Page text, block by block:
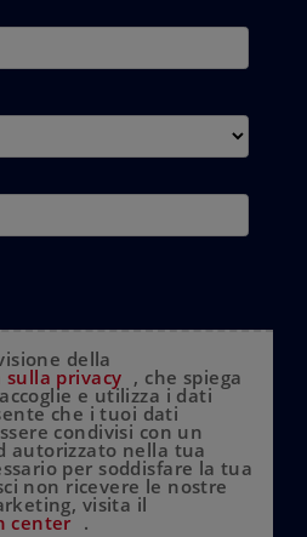
della
privacy , che spiega
e utilizza i dati
che i tuoi dati
condivisi con un
autorizzato nella tua
per soddisfare la tua
non ricevere le nostre
visita il
center .